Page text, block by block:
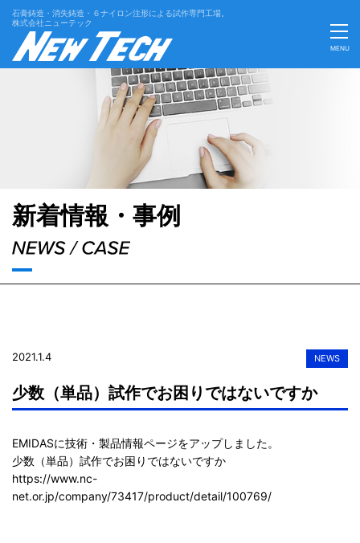
石膏鋳造・消失鋳造・６ナイロン注形による試作専門工場。
株式会社ニューテック
MENU
新着情報・事例
2021.1.4 NEWS
少数（単品）試作でお困りではないですか
EMIDASに技術・製品情報ページをアップしました。
https://www.nc-
net.or.jp/company/73417/product/detail/100769/